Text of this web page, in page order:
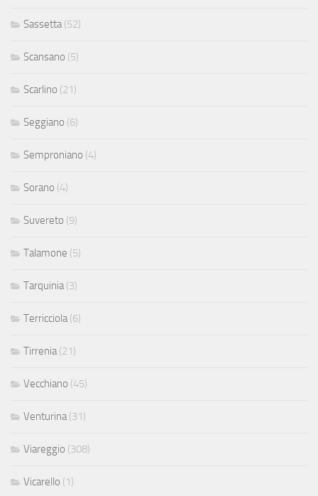
Sassetta (52)
Scansano (5)
Scarlino (21)
Seggiano (6)
Semproniano (4)
Sorano (4)
Suvereto (9)
Talamone (5)
Tarquinia (3)
Terricciola (6)
Tirrenia (21)
Vecchiano (45)
Venturina (31)
Viareggio (308)
Vicarello (1)